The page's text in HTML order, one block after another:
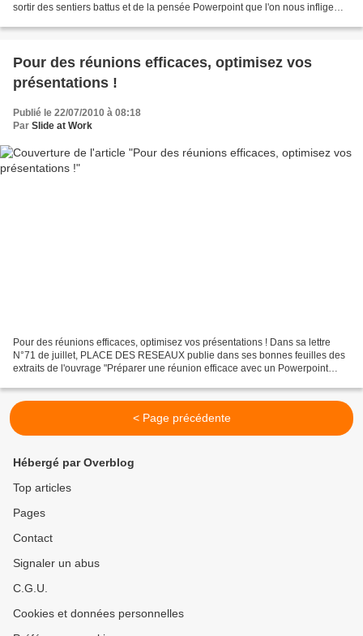
sortir des sentiers battus et de la pensée Powerpoint que l'on nous inflige
Pour des réunions efficaces, optimisez vos
présentations !
Publié le 22/07/2010 à 08:18
Par Slide at Work
Pour des réunions efficaces, optimisez vos présentations ! Dans sa lettre
N°71 de juillet, PLACE DES RESEAUX publie dans ses bonnes feuilles des
extraits de l'ouvrage "Préparer une réunion efficace avec un Powerpoint
< Page précédente
Hébergé par Overblog
Top articles
Pages
Contact
Signaler un abus
C.G.U.
Cookies et données personnelles